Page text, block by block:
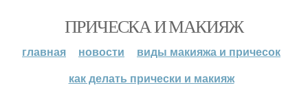
ПРИЧЕСКА И МАКИЯЖ
главная новости
виды макияжа и причесок
как делать прически и макияж